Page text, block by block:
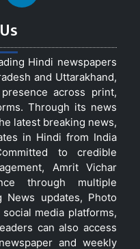
Hindi newspapers
and Uttarakhand,
across print,
Through its news
latest breaking news,
in Hindi from India
to credible
Amrit Vichar
through multiple
News updates, Photo
media platforms,
can also access
and weekly